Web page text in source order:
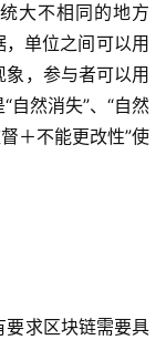
大不相同的地方
单位之间可以用
，参与者可以用
自然消失”、“自然
＋不能更改性”使
要求区块链需要具